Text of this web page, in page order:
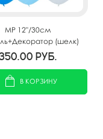
MP 12"/30см
(шелк)
рис К рождению
руб.
В КОРЗИНУ